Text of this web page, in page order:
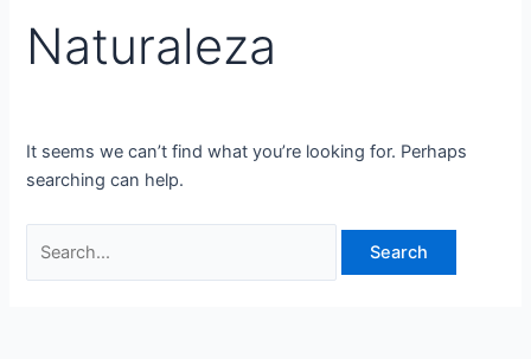
Naturaleza
It seems we can’t find what you’re looking for. Perhaps
searching can help.